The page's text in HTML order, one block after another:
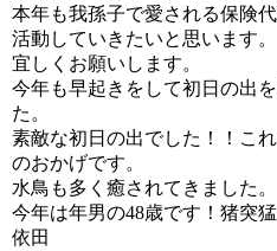
本年も我孫子で愛される保険
活動していきたいと思います。
宜しくお願いします。
今年も早起きをして初日の出
た。
素敵な初日の出でした！！こ
のおかげです。
水鳥も多く癒されてきました。
今年は年男の48歳です！猪突
依田